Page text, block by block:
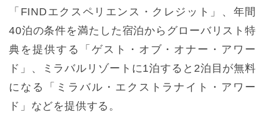
「FINDエクスペリエンス・クレジット」、年間
40泊の条件を満たした宿泊からグローバリスト特
典を提供する「ゲスト・オブ・オナー・アワー
ド」、ミラバルリゾートに1泊すると2泊目が無料
になる「ミラバル・エクストラナイト・アワー
ド」などを提供する。